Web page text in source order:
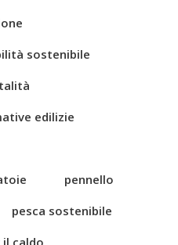
sostenibile
edilizie
pennello
pesca sostenibile
il caldo